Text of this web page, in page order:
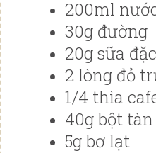
200ml
30g đường
20g sữa đặc
2 lòng đỏ
1/4 thìa
40g bột
5g bơ lạt